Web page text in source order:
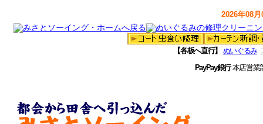
2026年08
【各板へ直行】 ぬいぐるみ
PayPay銀行本店営